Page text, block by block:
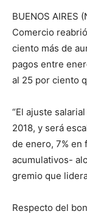
BUENOS AIRES
Comercio
ciento más de
pagos entre
al 25 por ciento
“El ajuste
2018, y será
de enero, 7% en
acumulativos-
gremio que
Respecto del